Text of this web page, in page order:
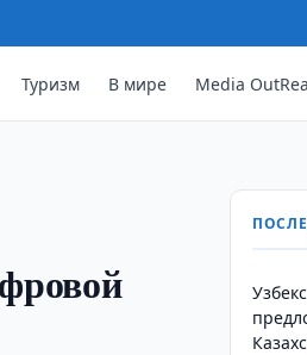
Туризм В мире Media